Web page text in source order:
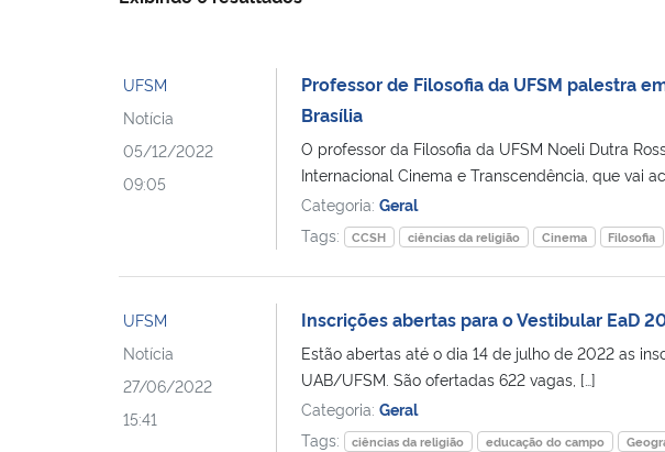
UFSM
Notícia
05/12/2022
09:05
Professor de Filosofia da UFSM palestra
Brasília
O professor da Filosofia da UFSM Noeli Dutra
Internacional Cinema e Transcendência, que vai
Categoria: Geral
Tags:
CCSH ciências da religião Cinema Filosofia
UFSM
Notícia
27/06/2022
15:41
Inscrições abertas para o Vestibular EaD
Estão abertas até o dia 14 de julho de 2022 as
UAB/UFSM. São ofertadas 622 vagas, […]
Categoria: Geral
Tags:
ciências da religião educação do campo